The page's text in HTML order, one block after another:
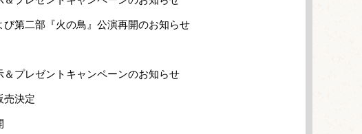
第二部『火の鳥』公演再開のお知らせ
プレゼントキャンペーンのお知らせ
売決定